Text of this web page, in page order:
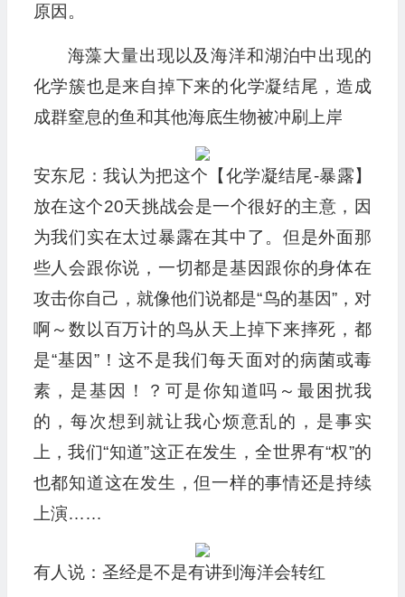
原因。
海藻大量出现以及海洋和湖泊中出现的
化学簇也是来自掉下来的化学凝结尾，造成
成群窒息的鱼和其他海底生物被冲刷上岸
安东尼：我认为把这个【化学凝结尾-暴露】
放在这个20天挑战会是一个很好的主意，因
为我们实在太过暴露在其中了。但是外面那
些人会跟你说，一切都是基因跟你的身体在
攻击你自己，就像他们说都是“鸟的基因”，对
啊～数以百万计的鸟从天上掉下来摔死，都
是“基因”！这不是我们每天面对的病菌或毒
素，是基因！？可是你知道吗～最困扰我
的，每次想到就让我心烦意乱的，是事实
上，我们“知道”这正在发生，全世界有“权”的
也都知道这在发生，但一样的事情还是持续
上演……
有人说：圣经是不是有讲到海洋会转红